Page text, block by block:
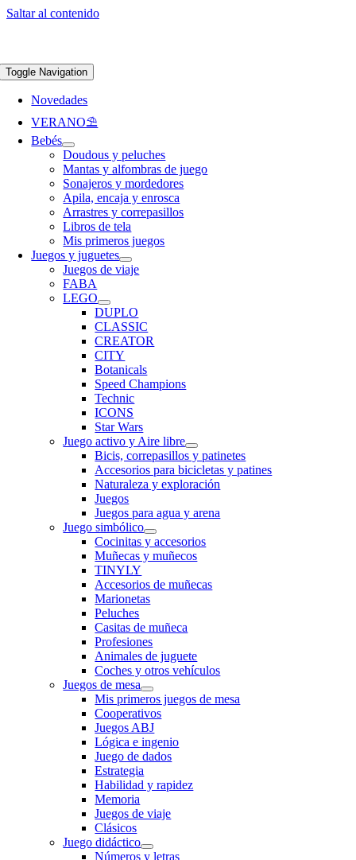
Saltar al contenido
Toggle Navigation
Novedades
VERANO⛱️​
Bebés
Doudous y peluches
Mantas y alfombras de juego
Sonajeros y mordedores
Apila, encaja y enrosca
Arrastres y correpasillos
Libros de tela
Mis primeros juegos
Juegos y juguetes
Juegos de viaje
FABA
LEGO
DUPLO
CLASSIC
CREATOR
CITY
Botanicals
Speed Champions
Technic
ICONS
Star Wars
Juego activo y Aire libre
Bicis, correpasillos y patinetes
Accesorios para bicicletas y patines
Naturaleza y exploración
Juegos
Juegos para agua y arena
Juego simbólico
Cocinitas y accesorios
Muñecas y muñecos
TINYLY
Accesorios de muñecas
Marionetas
Peluches
Casitas de muñeca
Profesiones
Animales de juguete
Coches y otros vehículos
Juegos de mesa
Mis primeros juegos de mesa
Cooperativos
Juegos ABJ
Lógica e ingenio
Juego de dados
Estrategia
Habilidad y rapidez
Memoria
Juegos de viaje
Clásicos
Juego didáctico
Números y letras